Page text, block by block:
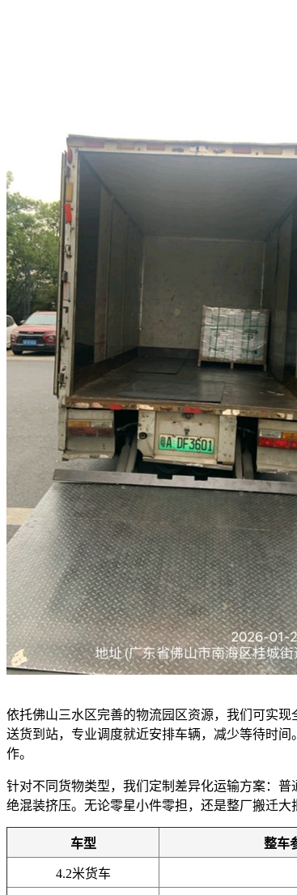
依托佛山三水区完善的物流园区资源，我们可实
送货到站，专业调度就近安排车辆，减少等待时
作。
针对不同货物类型，我们定制差异化运输方案：
绝混装挤压。无论零星小件零担，还是整厂搬迁
车型 整车
4.2米货车